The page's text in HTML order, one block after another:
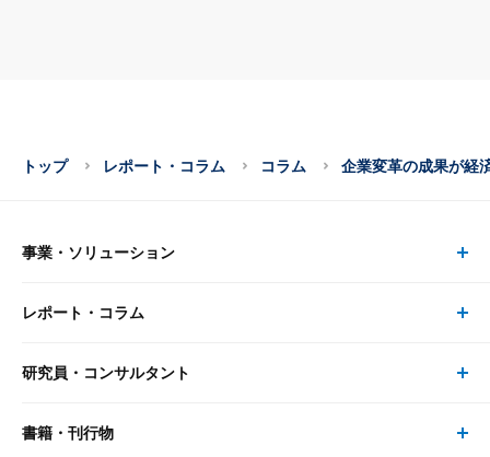
トップ レポート・コラム コラム 企業変革の成果が経
事業・ソリューション
事業・ソリューション トップ
リサーチ
レポート・コラム
レポート・コラム トップ
最新のレポート・コラム
研究員・コンサルタント
研究員・コンサルタント トップ
書籍・刊行物